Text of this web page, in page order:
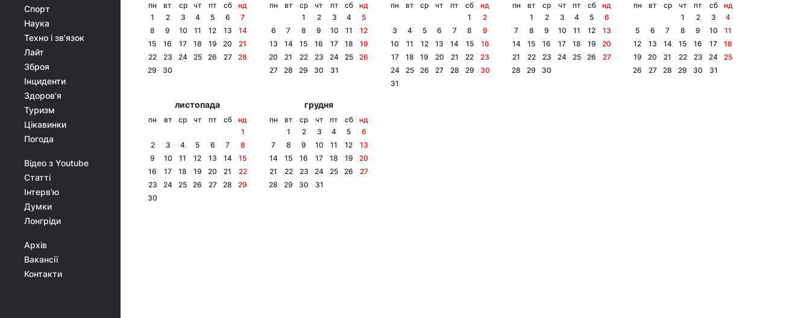
Спорт
Наука
Техно і зв'язок
Лайт
Зброя
Інциденти
Здоров'я
Туризм
Цікавинки
Погода
Відео з Youtube
Статті
Інтерв'ю
Думки
Лонгріди
Архів
Вакансії
Контакти
пн вт ср чт пт сб
нд
1
2 3 4 5 6
7
8
9 10 11 12 13
14
15
16 17 18 19 20
21
22
23 24 25 26 27
28
29
30
пн вт ср чт пт сб
нд
1
2 3 4
5
6
7 8 9 10 11
12
13
14 15 16 17 18
19
20
21 22 23 24 25
26
27
28 29 30 31
пн вт ср чт пт сб
нд
1
2
3
4 5 6 7 8
9
10
11 12 13 14 15
16
17
18 19 20 21 22
23
24
25 26 27 28 29
30
31
пн вт ср чт пт сб
нд
1
2 3 4 5
6
7
8 9 10 11 12
13
14
15 16 17 18 19
20
21
22 23 24 25 26
27
28
29 30
пн вт ср чт пт сб
нд
1
2 3
4
5
6 7 8 9 10
11
12
13 14 15 16 17
18
19
20 21 22 23 24
25
26
27 28 29 30 31
листопада
пн вт ср чт пт сб
нд
1
2
3 4 5 6 7
8
9
10 11 12 13 14
15
16
17 18 19 20 21
22
23
24 25 26 27 28
29
30
грудня
пн вт ср чт пт сб
нд
1
2 3 4 5
6
7
8 9 10 11 12
13
14
15 16 17 18 19
20
21
22 23 24 25 26
27
28
29 30 31